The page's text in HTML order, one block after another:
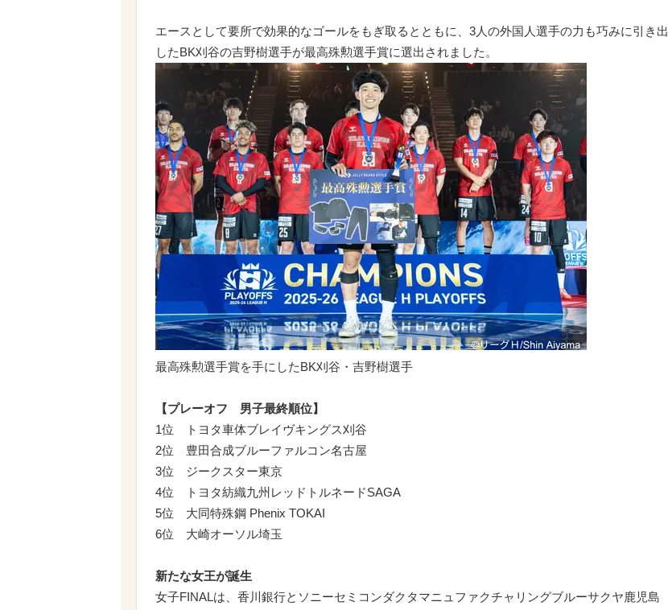
エースとして要所で効果的なゴールをもぎ取るとともに、3人の外国人選手の力も巧みに引き出
したBK刈谷の吉野樹選手が最高殊勲選手賞に選出されました。
最高殊勲選手賞を手にしたBK刈谷・吉野樹選手
【プレーオフ 男子最終順位】
1位 トヨタ車体ブレイヴキングス刈谷
2位 豊田合成ブルーファルコン名古屋
3位 ジークスター東京
4位 トヨタ紡織九州レッドトルネードSAGA
5位 大同特殊鋼 Phenix TOKAI
6位 大崎オーソル埼玉
新たな女王が誕生
女子FINALは、香川銀行とソニーセミコンダクタマニュファクチャリングブルーサクヤ鹿児島